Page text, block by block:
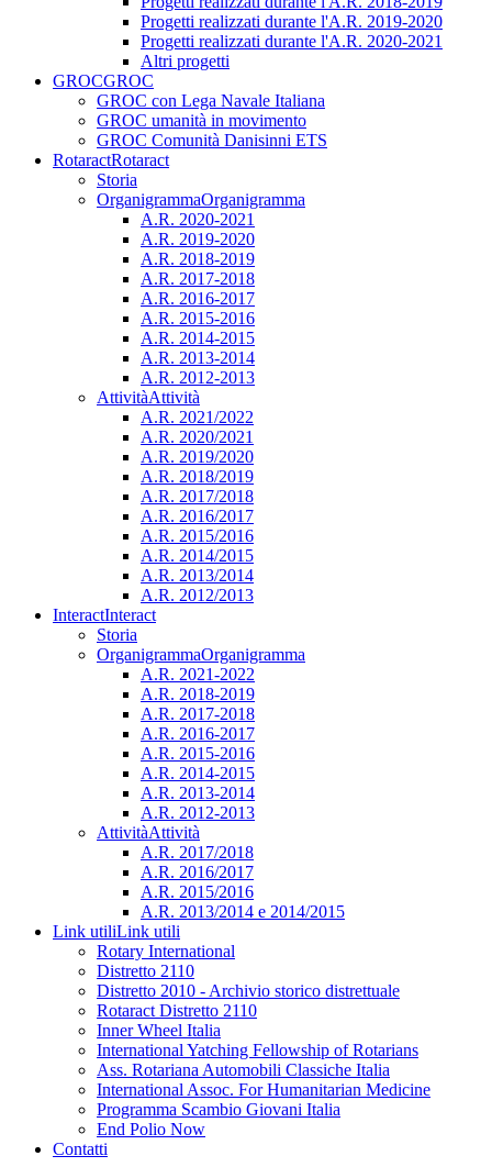
Progetti realizzati durante l'A.R. 2019-2020
Progetti realizzati durante l'A.R. 2020-2021
Altri progetti
GROCGROC
GROC con Lega Navale Italiana
GROC umanità in movimento
GROC Comunità Danisinni ETS
RotaractRotaract
Storia
OrganigrammaOrganigramma
A.R. 2020-2021
A.R. 2019-2020
A.R. 2018-2019
A.R. 2017-2018
A.R. 2016-2017
A.R. 2015-2016
A.R. 2014-2015
A.R. 2013-2014
A.R. 2012-2013
AttivitàAttività
A.R. 2021/2022
A.R. 2020/2021
A.R. 2019/2020
A.R. 2018/2019
A.R. 2017/2018
A.R. 2016/2017
A.R. 2015/2016
A.R. 2014/2015
A.R. 2013/2014
A.R. 2012/2013
InteractInteract
Storia
OrganigrammaOrganigramma
A.R. 2021-2022
A.R. 2018-2019
A.R. 2017-2018
A.R. 2016-2017
A.R. 2015-2016
A.R. 2014-2015
A.R. 2013-2014
A.R. 2012-2013
AttivitàAttività
A.R. 2017/2018
A.R. 2016/2017
A.R. 2015/2016
A.R. 2013/2014 e 2014/2015
Link utiliLink utili
Rotary International
Distretto 2110
Distretto 2010 - Archivio storico distrettuale
Rotaract Distretto 2110
Inner Wheel Italia
International Yatching Fellowship of Rotarians
Ass. Rotariana Automobili Classiche Italia
International Assoc. For Humanitarian Medicine
Programma Scambio Giovani Italia
End Polio Now
Contatti